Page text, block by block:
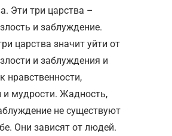
Эти три царства –
и заблуждение.
царства значит уйти от
и заблуждения и
нравственности,
и мудрости. Жадность,
не существуют
Они зависят от людей.